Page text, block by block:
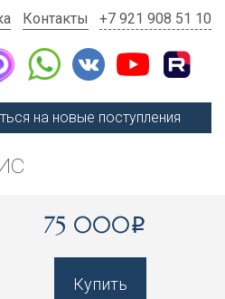
Контакты +7 921 908 51 10
на новые поступления
75 000i
Купить